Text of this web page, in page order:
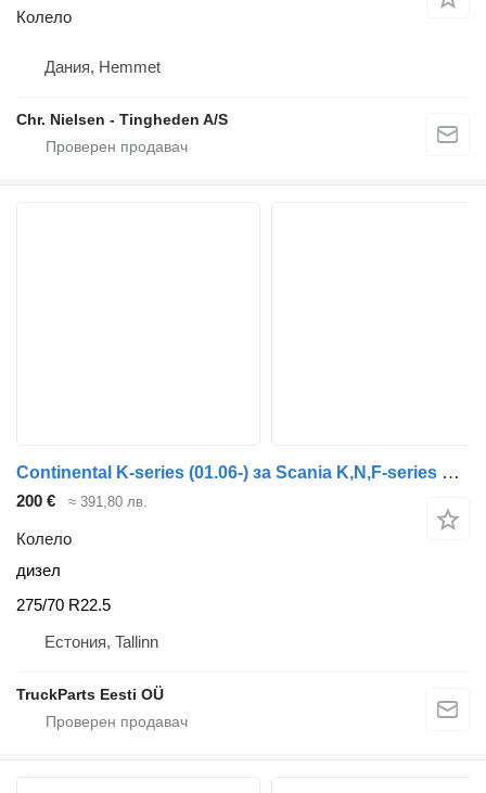
Колело
Дания, Hemmet
Chr. Nielsen - Tingheden A/S
Continental K-series (01.06-) за Scania K,N,F-series bus (2006-)
200 € ≈ 391,80 лв.
Колело
дизел
275/70 R22.5
Естония, Tallinn
TruckParts Eesti OÜ